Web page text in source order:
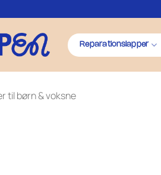
Reparationslapper
til børn & voksne